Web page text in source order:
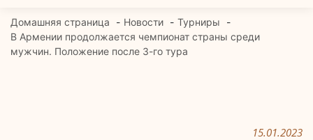
Домашняя страница Новости
Турниры
В Армении продолжается чемпионат страны среди
мужчин. Положение после 3-го тура
15.01.2023